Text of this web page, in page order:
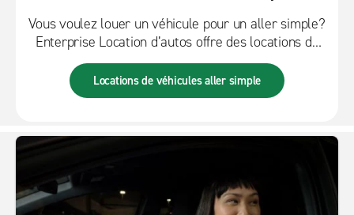
Vous voulez louer un véhicule pour un aller simple?
Enterprise Location d’autos offre des locations de
voiture pour aller simple pratiques. Nous avons une
vaste sélection de véhicules pour des voyages
partout en ville, dans le pays ou à partir de
Locations de véhicules aller simple